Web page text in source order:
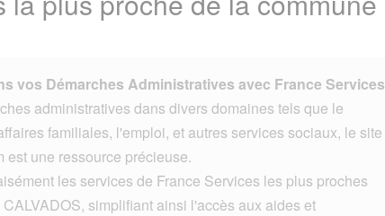
vos Démarches Administratives avec France Services
administratives dans divers domaines tels que le
familiales, l'emploi, et autres services sociaux, le site
est une ressource précieuse.
les services de France Services les plus proches
simplifiant ainsi l'accès aux aides et